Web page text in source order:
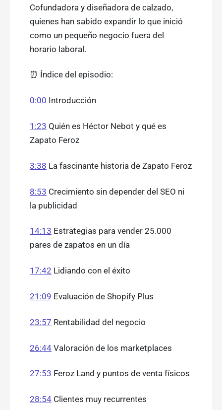
Cofundadora y diseñadora de calzado,
quienes han sabido expandir lo que inició
como un pequeño negocio fuera del
horario laboral.
⏰ Índice del episodio:
0:00 Introducción
1:23 Quién es Héctor Nebot y qué es
Zapato Feroz
3:38 La fascinante historia de Zapato Feroz
8:53 Crecimiento sin depender del SEO ni
la publicidad
14:13 Estrategias para vender 25.000
pares de zapatos en un día
17:42 Lidiando con el éxito
21:09 Evaluación de Shopify Plus
23:57 Rentabilidad del negocio
26:44 Valoración de los marketplaces
27:53 Feroz Land y puntos de venta físicos
28:54 Clientes muy recurrentes